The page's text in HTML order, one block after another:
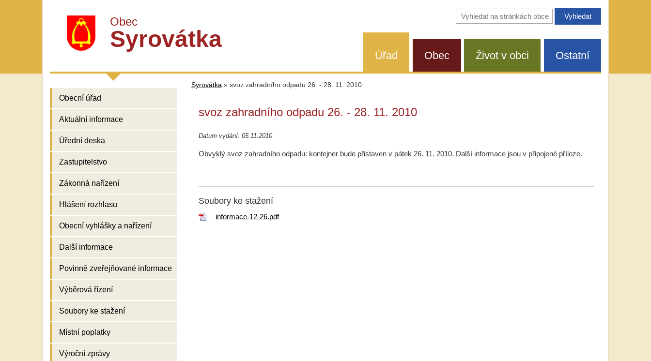
Obec
Syrovátka
Vyhledávání
na
Úřad Obec Život v obci Ostatní
Obecní úřad
Aktuální informace
Úřední deska
Zastupitelstvo
Zákonná nařízení
Hlášení rozhlasu
Obecní vyhlášky a nařízení
Další informace
Povinně zveřejňované informace
Výběrová řízení
Soubory ke stažení
Místní poplatky
Výroční zprávy
Syrovátka » svoz zahradního odpadu 26. - 28. 11. 2010
svoz zahradního odpadu 26. - 28. 11. 2010
Datum vydání: 05.11.2010
Obvyklý svoz zahradního odpadu: kontejner bude přistaven v pátek 26. 11. 2010. Další informace jsou v připojené příloze.
Soubory ke stažení
informace-12-26.pdf